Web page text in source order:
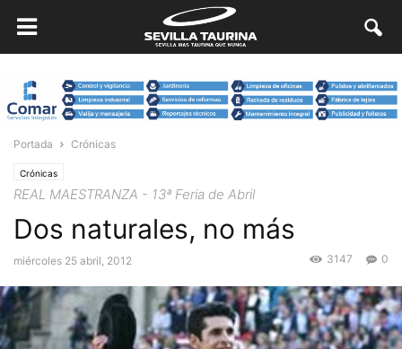
Portada Crónicas
Crónicas
REAL MAESTRANZA - 13ª Feria de Abril
Dos naturales, no más
miércoles 25 abril, 2012 0
3147